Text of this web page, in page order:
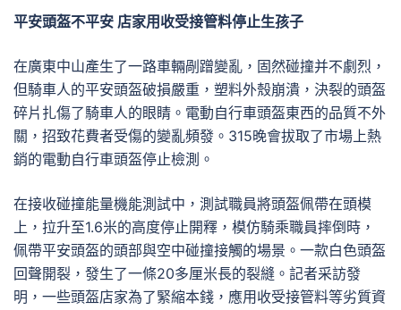
平安頭盔不平安 店家用收受接管料停止生孩子
在廣東中山產生了一路車輛剮蹭變亂，固然碰撞并不劇烈，
但騎車人的平安頭盔破損嚴重，塑料外殼崩潰，決裂的頭盔
碎片扎傷了騎車人的眼睛。電動自行車頭盔東西的品質不外
關，招致花費者受傷的變亂頻發。315晚會拔取了市場上熱
銷的電動自行車頭盔停止檢測。
在接收碰撞能量機能測試中，測試職員將頭盔佩帶在頭模
上，拉升至1.6米的高度停止開釋，模仿騎乘職員摔倒時，
佩帶平安頭盔的頭部與空中碰撞接觸的場景。一款白色頭盔
回聲開裂，發生了一條20多厘米長的裂縫。記者采訪發
明，一些頭盔店家為了緊縮本錢，應用收受接管料等劣質資